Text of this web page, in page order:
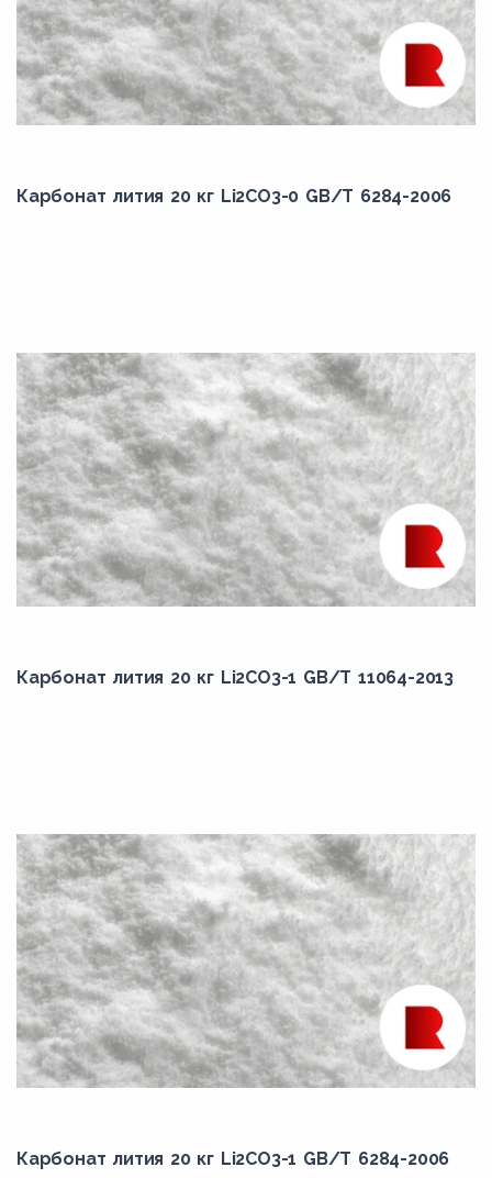
Карбонат лития 20 кг Li2CO3-0 GB/T 6284-2006
Карбонат лития 20 кг Li2CO3-1 GB/T 11064-2013
Карбонат лития 20 кг Li2CO3-1 GB/T 6284-2006